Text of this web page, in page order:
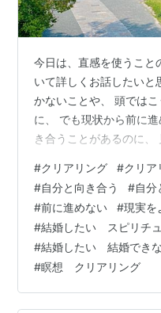
今日は、直感を使うこと
いて詳しくお話したいと
かないことや、 頭では
に、 でも現状から前に
き合うことがあるのに、
準備ができる時、できて
合うテーマがあるのか？
参考にしてみてください
と意識して練習している
に思考を使っているかに
なことで、 多…
#クリアリング #クリ
#自分と向き合う #自分
#前に進めない #現実を
#結婚したい スピリチ
#結婚したい 結婚でき
#瞑想 クリアリング